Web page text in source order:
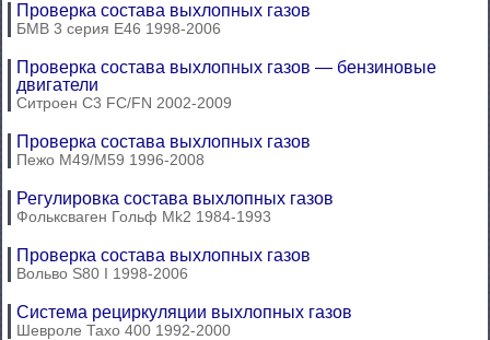
Проверка состава выхлопных газов
БМВ 3 серия Е46 1998-2006
Проверка состава выхлопных газов — бензиновые
двигатели
Ситроен С3 FC/FN 2002-2009
Проверка состава выхлопных газов
Пежо М49/М59 1996-2008
Регулировка состава выхлопных газов
Фольксваген Гольф Mk2 1984-1993
Проверка состава выхлопных газов
Вольво S80 I 1998-2006
Система рециркуляции выхлопных газов
Шевроле Тахо 400 1992-2000